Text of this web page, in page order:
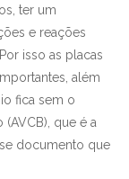
ter um
e reações
isso as placas
além
fica sem o
que é a
documento que